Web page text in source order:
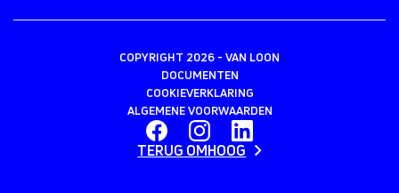
COPYRIGHT 2026 - VAN LOON
DOCUMENTEN
COOKIEVERKLARING
ALGEMENE VOORWAARDEN
TERUG OMHOOG